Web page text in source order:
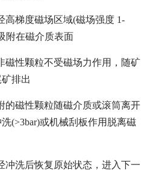
高梯度磁场区域(磁场强度 1-
附在磁介质表面
磁性颗粒不受磁场力作用，随矿
排出
的磁性颗粒随磁介质或滚筒离开
(>3bar)或机械刮板作用脱离磁
冲洗后恢复原始状态，进入下一